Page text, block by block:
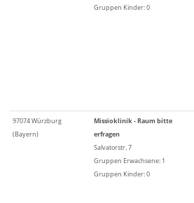
Gruppen Kinder: 0
97074 Würzburg
(Bayern)
Missioklinik - Raum bitte
erfragen
Salvatorstr. 7
Gruppen Erwachsene: 1
Gruppen Kinder: 0